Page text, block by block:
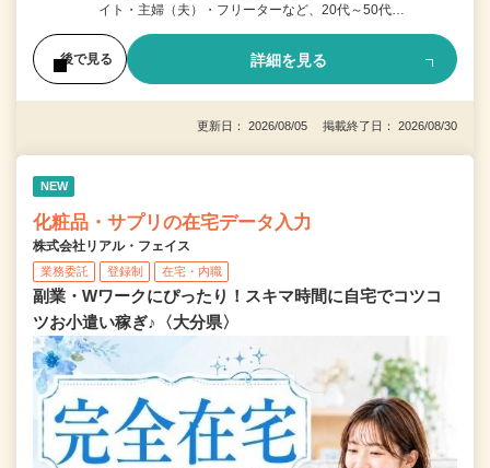
イト・主婦（夫）・フリーターなど、20代～50代…
後で見る 詳細を見る
更新日： 2026/08/05 掲載終了日： 2026/08/30
NEW
化粧品・サプリの在宅データ入力
株式会社リアル・フェイス
業務委託 登録制 在宅・内職
副業・Wワークにぴったり！スキマ時間に自宅でコツコ
ツお小遣い稼ぎ♪〈大分県〉